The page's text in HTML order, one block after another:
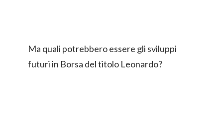
Ma quali potrebbero essere gli sviluppi
futuri in Borsa del titolo Leonardo?